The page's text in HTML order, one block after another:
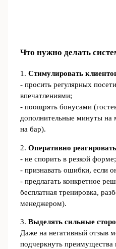
Что нужно делать
1. Стимулировать
- просить регулярных
впечатлениями;
- поощрять бонусами
дополнительные минуты на
на бар).
2. Оперативно
- не спорить в резкой форме;
- признавать ошибки, если
- предлагать конкретное
бесплатная тренировка,
менеджером).
3. Выделять сильные
Даже на негативный отзыв
подчеркнуть преимущества